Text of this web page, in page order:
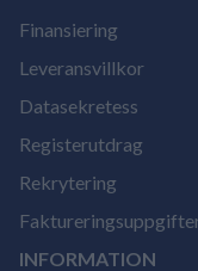
Finansiering
Leveransvillkor
Datasekretess
Registerutdrag
Rekrytering
INFORMATION